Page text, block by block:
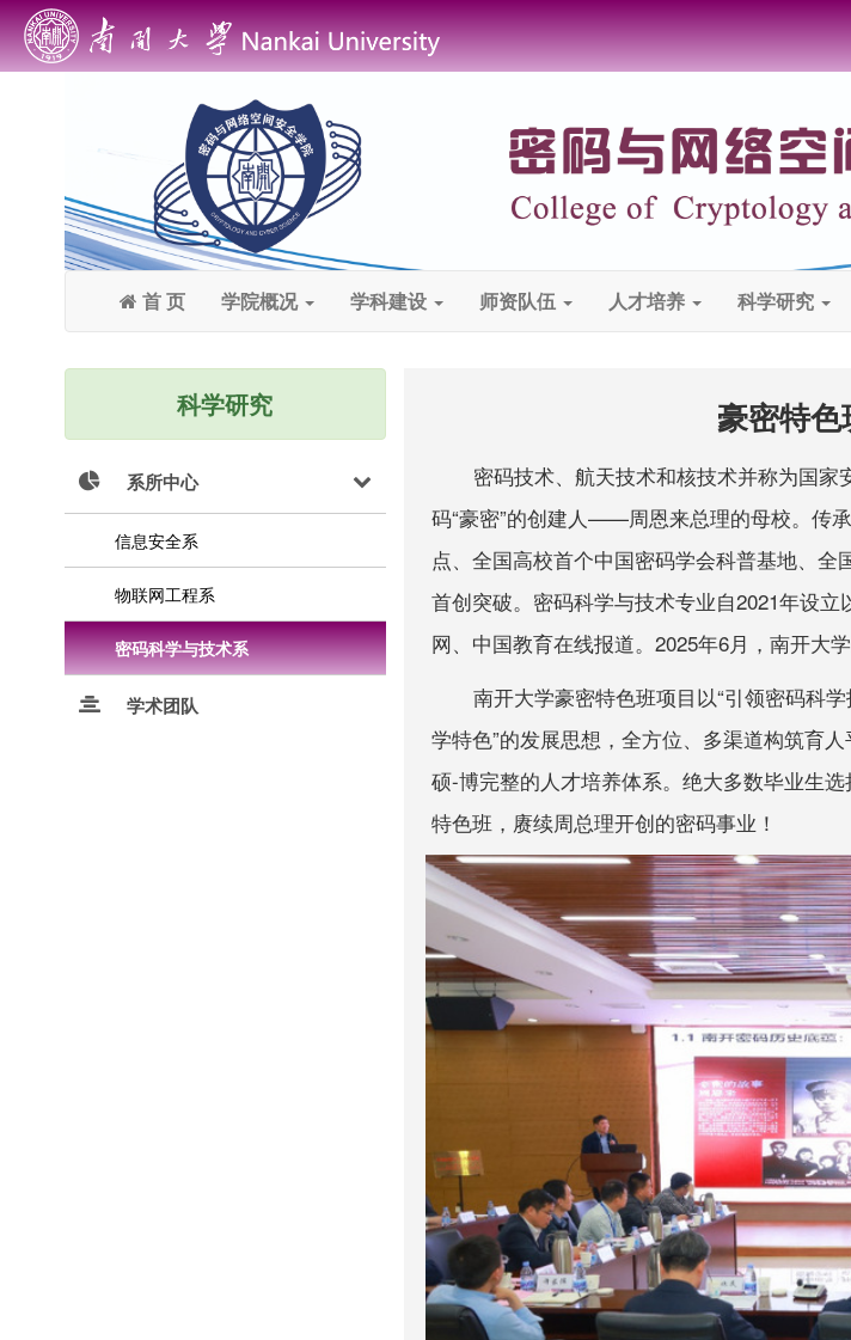
首 页 学院概况 学科建设 师资队伍 人才培养 科学研究
科学研究
系所中心
信息安全系
物联网工程系
密码科学与技术系
学术团队
豪密特色
密码技术、航天技术和核技术并称为国家
码“豪密”的创建人——周恩来总理的母校。传
点、全国高校首个中国密码学会科普基地、
首创突破。密码科学与技术专业自2021年设
网、中国教育在线报道。2025年6月，南开大
南开大学豪密特色班项目以“引领密码科
学特色”的发展思想，全方位、多渠道构筑育
硕-博完整的人才培养体系。绝大多数毕业生
特色班，赓续周总理开创的密码事业！